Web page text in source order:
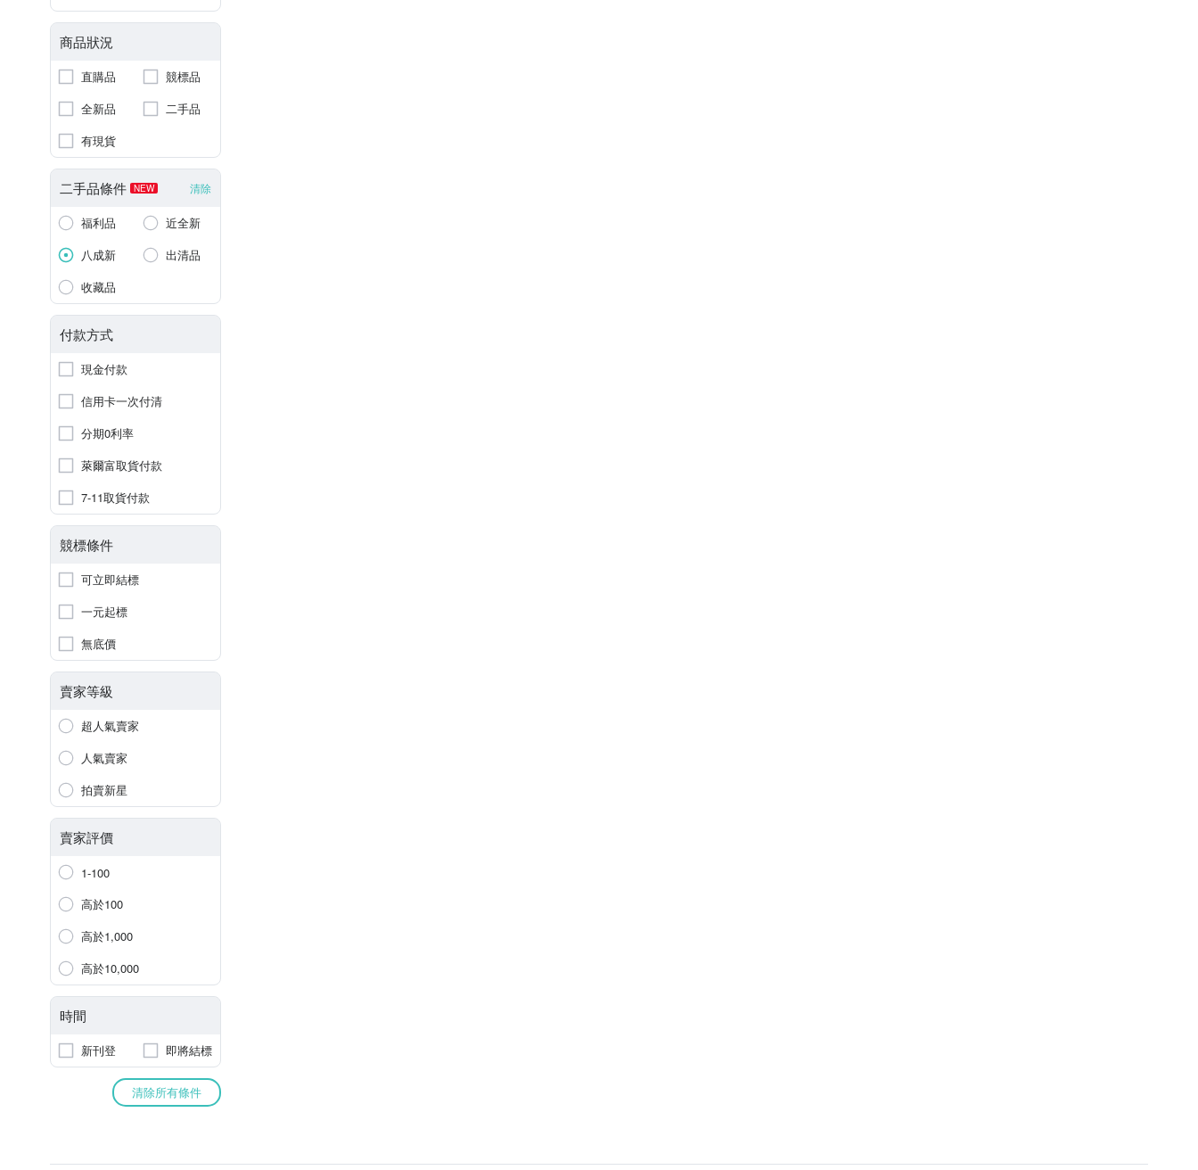
商品狀況
直購品
競標品
全新品
二手品
有現貨
二手品條件 NEW 清除
福利品
近全新
八成新
出清品
收藏品
付款方式
現金付款
信用卡一次付清
分期0利率
萊爾富取貨付款
7-11取貨付款
競標條件
可立即結標
一元起標
無底價
賣家等級
超人氣賣家
人氣賣家
拍賣新星
賣家評價
1-100
高於100
高於1,000
高於10,000
時間
新刊登 即將結標
清除所有條件